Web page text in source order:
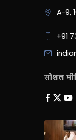
A-9,
+91
सोशल